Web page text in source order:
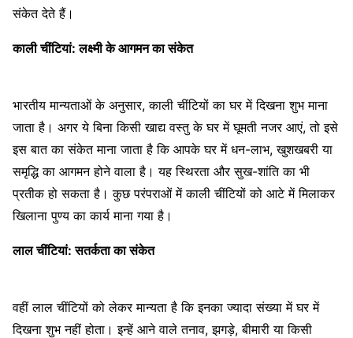
संकेत देते हैं।
काली चींटियां: लक्ष्मी के आगमन का संकेत
भारतीय मान्यताओं के अनुसार, काली चींटियों का घर में दिखना शुभ माना
जाता है। अगर ये बिना किसी खाद्य वस्तु के घर में घूमती नजर आएं, तो इसे
इस बात का संकेत माना जाता है कि आपके घर में धन-लाभ, खुशखबरी या
समृद्धि का आगमन होने वाला है। यह स्थिरता और सुख-शांति का भी
प्रतीक हो सकता है। कुछ परंपराओं में काली चींटियों को आटे में मिलाकर
खिलाना पुण्य का कार्य माना गया है।
लाल चींटियां: सतर्कता का संकेत
वहीं लाल चींटियों को लेकर मान्यता है कि इनका ज्यादा संख्या में घर में
दिखना शुभ नहीं होता। इन्हें आने वाले तनाव, झगड़े, बीमारी या किसी